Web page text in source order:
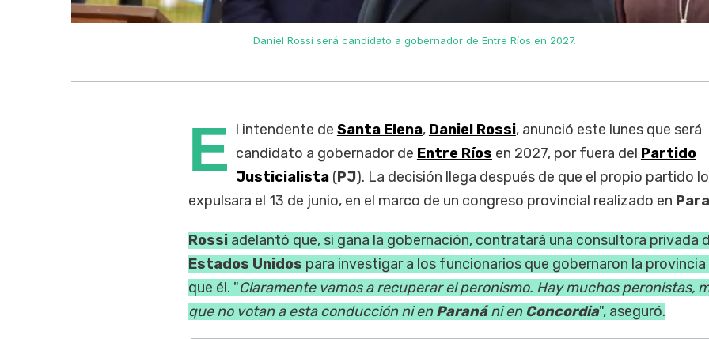
Daniel Rossi será candidato a gobernador de Entre Ríos en 2027.
E l intendente de Santa Elena, Daniel Rossi, anunció este lunes que será
candidato a gobernador de Entre Ríos en 2027, por fuera del Partido
Justicialista(PJ). La decisión llega después de que el propio partido lo
expulsara el 13 de junio, en el marco de un congreso provincial realizado en
Rossi adelantó que, si gana la gobernación, contratará una consultora privada
Estados Unidos para investigar a los funcionarios que gobernaron la
que él. "Claramente vamos a recuperar el peronismo. Hay muchos peronistas,
que no votan a esta conducción ni enParanáni en Concordia", aseguró.